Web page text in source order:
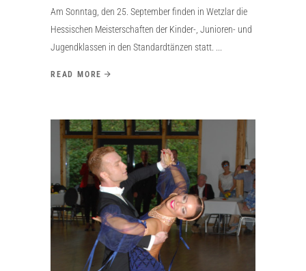
Am Sonntag, den 25. September finden in Wetzlar die
Hessischen Meisterschaften der Kinder-, Junioren- und
Jugendklassen in den Standardtänzen statt.
READ MORE